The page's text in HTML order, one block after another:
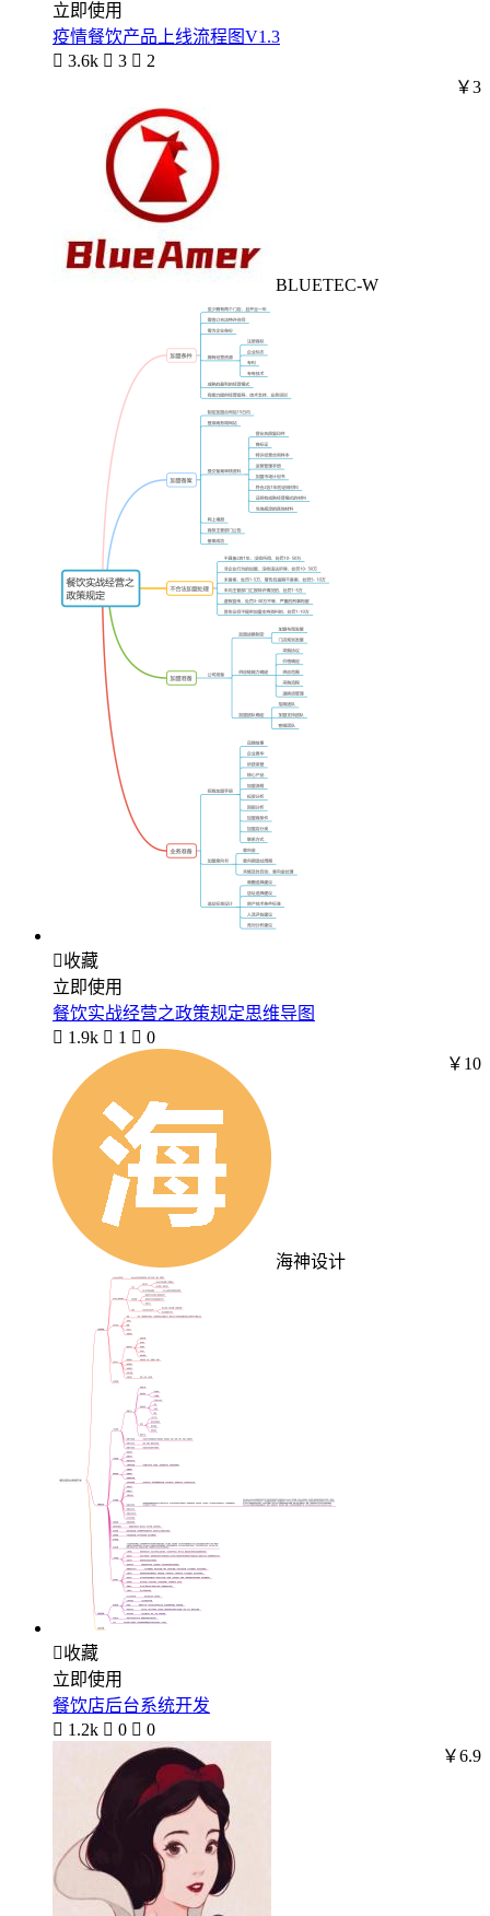
立即使用
疫情餐饮产品上线流程图V1.3
 3.6k  3  2
BLUETEC-W
￥3
收藏
立即使用
餐饮实战经营之政策规定思维导图
 1.9k  1  0
海神设计
￥10
收藏
立即使用
餐饮店后台系统开发
 1.2k  0  0
￥6.9